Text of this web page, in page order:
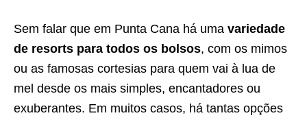
Sem falar que em Punta Cana há uma variedade
de resorts para todos os bolsos, com os mimos
ou as famosas cortesias para quem vai à lua de
mel desde os mais simples, encantadores ou
exuberantes. Em muitos casos, há tantas opções